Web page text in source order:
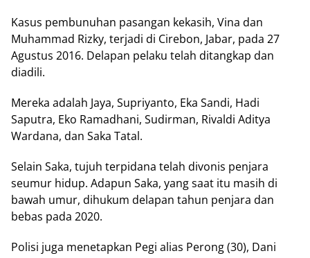
Kasus pembunuhan pasangan kekasih, Vina dan
Muhammad Rizky, terjadi di Cirebon, Jabar, pada 27
Agustus 2016. Delapan pelaku telah ditangkap dan
diadili.
Mereka adalah Jaya, Supriyanto, Eka Sandi, Hadi
Saputra, Eko Ramadhani, Sudirman, Rivaldi Aditya
Wardana, dan Saka Tatal.
Selain Saka, tujuh terpidana telah divonis penjara
seumur hidup. Adapun Saka, yang saat itu masih di
bawah umur, dihukum delapan tahun penjara dan
bebas pada 2020.
Polisi juga menetapkan Pegi alias Perong (30), Dani